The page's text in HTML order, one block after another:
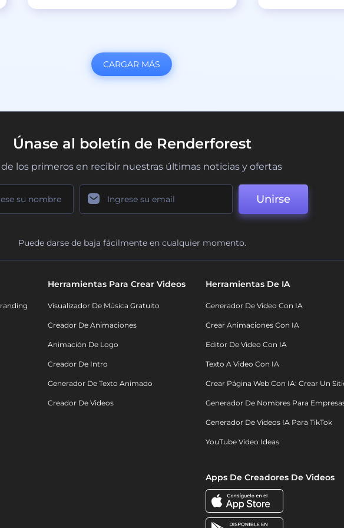
CARGAR MÁS
Únase al boletín de Renderforest
de los primeros en recibir nuestras últimas noticias y ofertas
Unirse
Puede darse de baja fácilmente en cualquier momento.
Herramientas Para Crear Videos
Visualizador De Música Gratuito
Creador De Animaciones
Animación De Logo
Creador De Intro
Generador De Texto Animado
Creador De Videos
Herramientas De IA
Generador De Video Con IA
Crear Animaciones Con IA
Editor De Video Con IA
Texto A Video Con IA
Crear Página Web Con IA: Crear Un
Generador De Nombres Para
Generador De Videos IA Para TikTok
YouTube Video Ideas
Apps De Creadores De Videos